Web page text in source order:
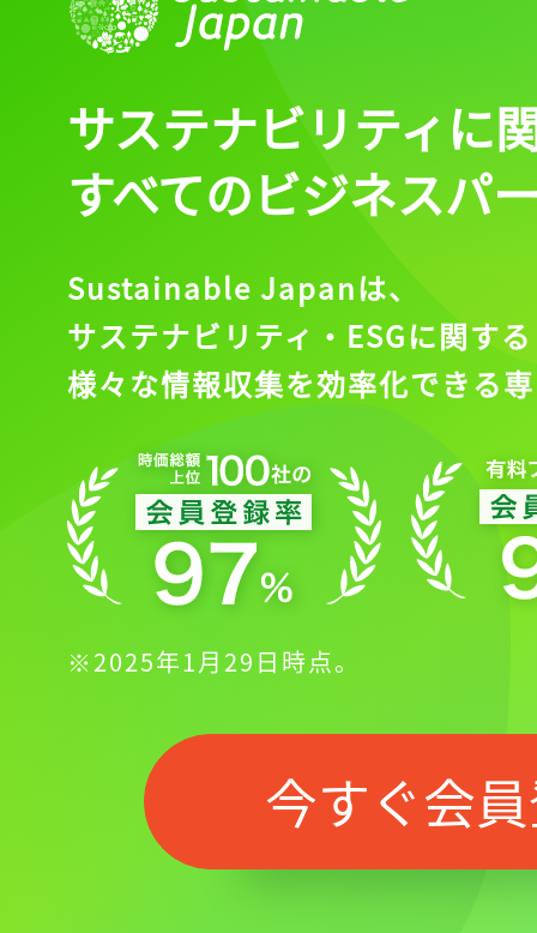
サステナビリティに
すべてのビジネスパ
Sustainable Japanは、
サステナビリティ・ESGに関する
様々な情報収集を効率化できる
※2025年1月29日時点。
今すぐ会